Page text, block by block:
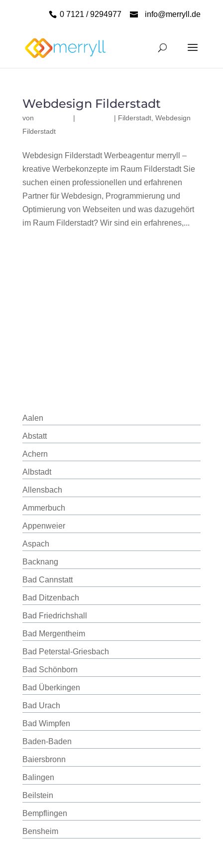
0 7121 / 9294977 info@merryll.de
Webdesign Filderstadt
von | | Filderstadt, Webdesign
Filderstadt
Webdesign Filderstadt Werbeagentur merryll –
kreative Werbekonzepte im Raum Filderstadt Sie
suchen einen professionellen und erfahrenen
Partner für Webdesign, Programmierung und
Optimierung von Webseiten und was dazugehört
im Raum Filderstadt? Wir sind ein erfahrenes,...
Aalen
Abstatt
Achern
Albstadt
Allensbach
Ammerbuch
Appenweier
Aspach
Backnang
Bad Cannstatt
Bad Ditzenbach
Bad Friedrichshall
Bad Mergentheim
Bad Peterstal-Griesbach
Bad Schönborn
Bad Überkingen
Bad Urach
Bad Wimpfen
Baden-Baden
Baiersbronn
Balingen
Beilstein
Bempflingen
Bensheim